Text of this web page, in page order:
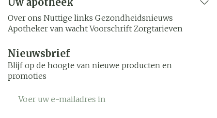
Over ons Nuttige links Gezondheidsnieuws
Apotheker van wacht Voorschrift Zorgtarieven
Nieuwsbrief
Blijf op de hoogte van nieuwe producten en
promoties